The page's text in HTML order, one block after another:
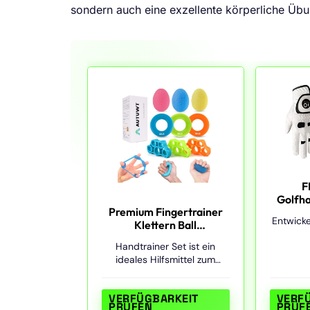
sondern auch eine exzellente körperliche
Premium Fingertrainer
Klettern Ball
Handtrainer Set
Handtrainer Set ist ein
ideales Hilfsmittel zum
Finger. Das Set enthaltet
VERFÜGBARKEIT
PRÜFEN
Ball